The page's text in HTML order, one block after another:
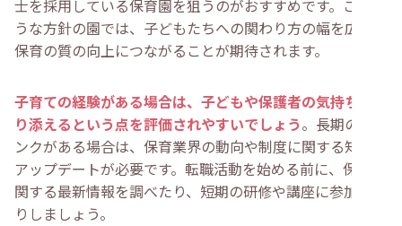
士を採用している保育園を狙うのがおすすめです。このよ
うな方針の園では、子どもたちへの関わり方の幅を広げ、
保育の質の向上につながることが期待されます。
子育ての経験がある場合は、子どもや保護者の気持ちに寄
り添えるという点を評価されやすいでしょう。長期のブラ
ンクがある場合は、保育業界の動向や制度に関する知識の
アップデートが必要です。転職活動を始める前に、保育に
関する最新情報を調べたり、短期の研修や講座に参加した
りしましょう。